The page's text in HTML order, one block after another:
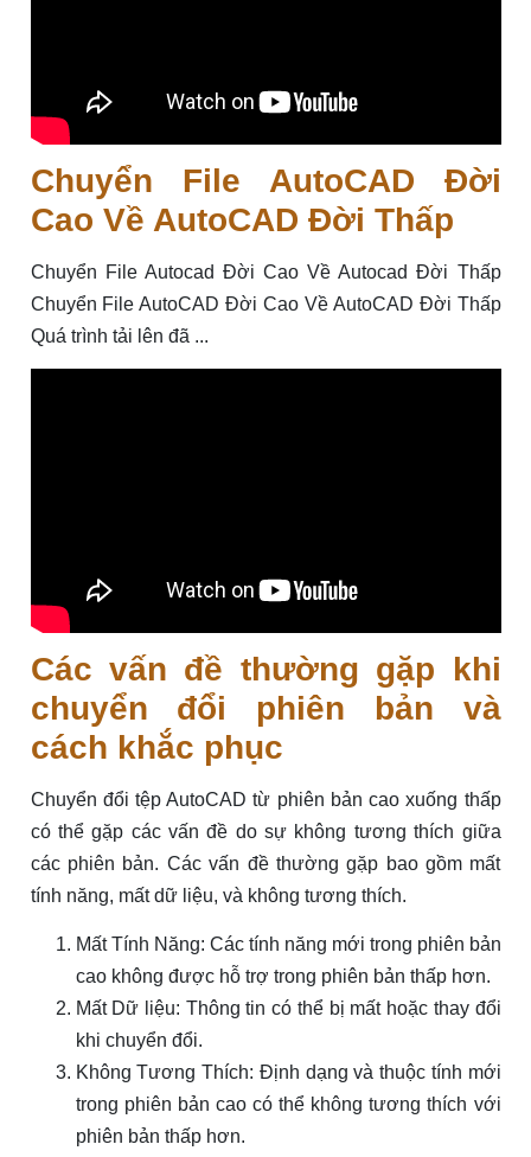
Chuyển File AutoCAD Đời
Cao Về AutoCAD Đời Thấp
Chuyển File Autocad Đời Cao Về Autocad Đời Thấp
Chuyển File AutoCAD Đời Cao Về AutoCAD Đời Thấp
Quá trình tải lên đã ...
Các vấn đề thường gặp khi
chuyển đổi phiên bản và
cách khắc phục
Chuyển đổi tệp AutoCAD từ phiên bản cao xuống thấp
có thể gặp các vấn đề do sự không tương thích giữa
các phiên bản. Các vấn đề thường gặp bao gồm mất
tính năng, mất dữ liệu, và không tương thích.
Mất Tính Năng: Các tính năng mới trong phiên bản
cao không được hỗ trợ trong phiên bản thấp hơn.
Mất Dữ liệu: Thông tin có thể bị mất hoặc thay đổi
khi chuyển đổi.
Không Tương Thích: Định dạng và thuộc tính mới
trong phiên bản cao có thể không tương thích với
phiên bản thấp hơn.